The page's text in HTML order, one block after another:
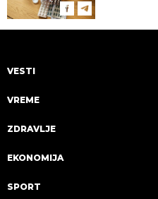
VESTI
VREME
ZDRAVLJE
EKONOMIJA
SPORT